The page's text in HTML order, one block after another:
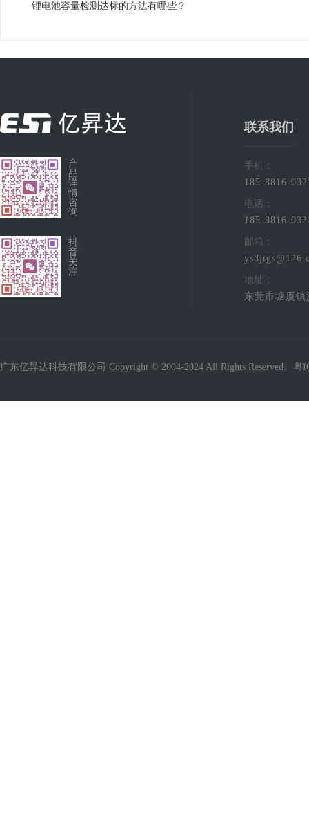
锂电池容量检测达标的方法有哪些？
产
品
详
情
咨
询
抖
音
关
注
联系我们
手机：
185-8816-
电话：
185-8816-
邮箱：
地址：
东莞市塘厦
广东亿昇达科技有限公司 Copyright © 2004-2024 All Rights Reserved. 粤